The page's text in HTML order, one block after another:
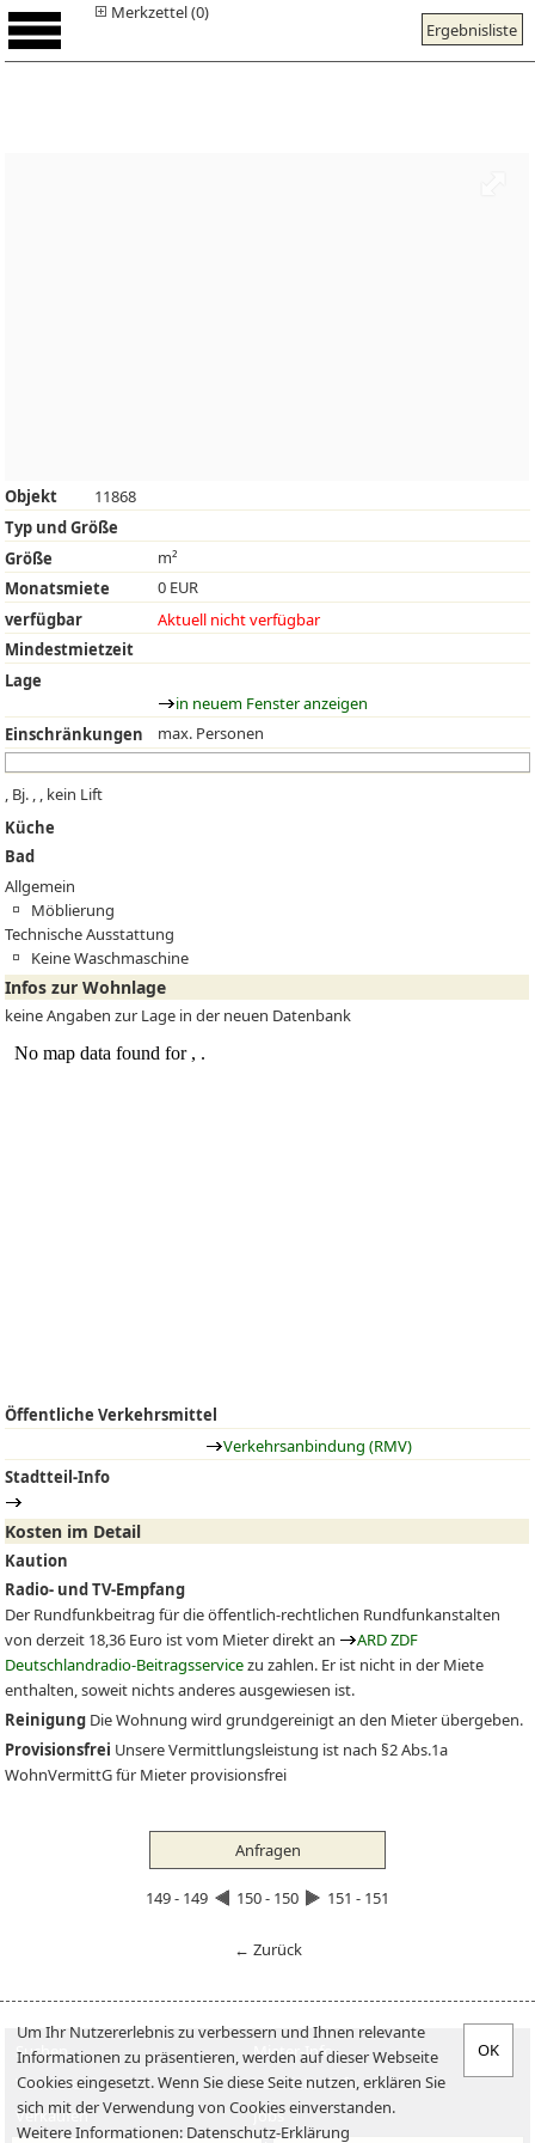
Ergebnisliste
Merkzettel (0)
Objekt
11868
Typ und Größe
Größe
m²
Monatsmiete
0 EUR
verfügbar
Aktuell nicht verfügbar
Mindestmietzeit
Lage
in neuem Fenster anzeigen
Einschränkungen
max. Personen
, Bj. , , kein Lift
Küche
Bad
Allgemein
Möblierung
Technische Ausstattung
Keine Waschmaschine
Infos zur Wohnlage
keine Angaben zur Lage in der neuen Datenbank
Öffentliche Verkehrsmittel
Verkehrsanbindung (RMV)
Stadtteil-Info
Kosten im Detail
Kaution
Radio- und TV-Empfang
Der Rundfunkbeitrag für die öffentlich-rechtlichen Rundfunkanstalten
von derzeit 18,36 Euro ist vom Mieter direkt an
ARD ZDF
Deutschlandradio-Beitragsservicezu zahlen. Er ist nicht in der Miete
enthalten, soweit nichts anderes ausgewiesen ist.
Reinigung Die Wohnung wird grundgereinigt an den Mieter übergeben.
Provisionsfrei Unsere Vermittlungsleistung ist nach §2 Abs.1a
WohnVermittG für Mieter provisionsfrei
Anfragen
149 - 149 150 - 150 151 - 151
← Zurück
Suchen
Mieter-Info
Vermieten
Vermieter-Info
Verkaufen
Jobs
Um Ihr Nutzererlebnis zu verbessern und Ihnen relevante
Informationen zu präsentieren, werden auf dieser Webseite
Cookies eingesetzt. Wenn Sie diese Seite nutzen, erklären Sie
sich mit der Verwendung von Cookies einverstanden.
Weitere Informationen: Datenschutz-Erklärung